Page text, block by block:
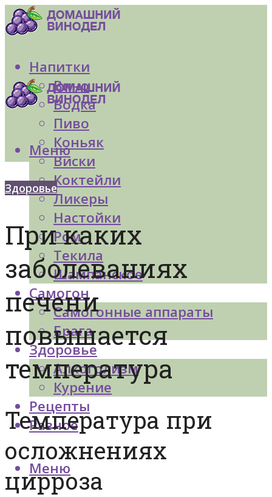
Напитки
Вино
Водка
Пиво
Коньяк
Виски
Коктейли
Ликеры
Настойки
Ром
Текила
Шампанское
Самогон
Самогонные аппараты
Брага
Здоровье
Алкоголизм
Курение
Рецепты
Разное
Меню
Меню
Здоровье
При каких
заболеваниях
печени
повышается
температура
Температура при
осложнениях
цирроза